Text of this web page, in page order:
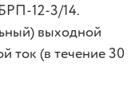
12-3/14.
выходной
ток (в течение 30